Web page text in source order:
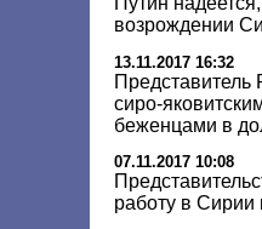
возрождении
13.11.2017 16:32
Представитель
сиро-
беженцами в
07.11.2017 10:08
работу в Сирии